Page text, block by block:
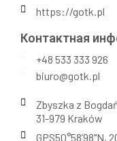
https://gotk.pl
Контактная
+48 533 333 926
biuro@gotk.pl
Zbyszka z
31-979 Kraków
GPS50°58’98"N,